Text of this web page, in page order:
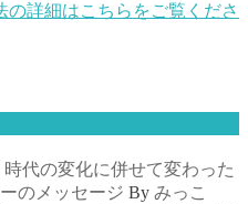
の詳細はこちらをご覧くださ
時代の変化に併せて変わった
のメッセージ By みっこ